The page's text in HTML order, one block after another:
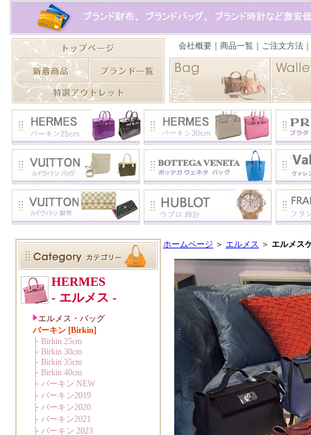
ホームページ ＞ エルメス ＞ エルメス